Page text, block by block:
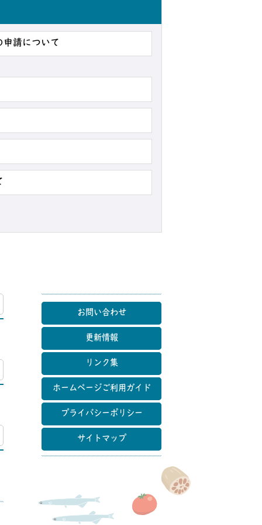
請について
マップ
お問い合わせ
更新情報
リンク集
ホームページご利用ガイド
プライバシーポリシー
サイトマップ